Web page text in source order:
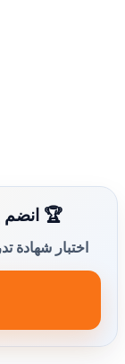
🏆 انضم
اختبار شهادة